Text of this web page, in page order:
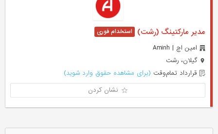
مدیر مارکتینگ (رشت)
امین اچ | Aminh
گیلان، رشت
قرارداد تمام‌وقت (برای مشاهده حقوق وارد شوید)
نشان کردن